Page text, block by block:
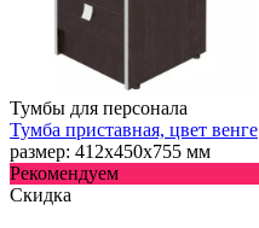
Тумбы для персонала
Тумба приставная, цвет венге
размер: 412х450х755 мм
Рекомендуем
Скидка